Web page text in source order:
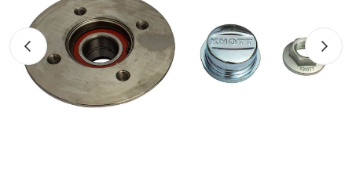
Előző fotó